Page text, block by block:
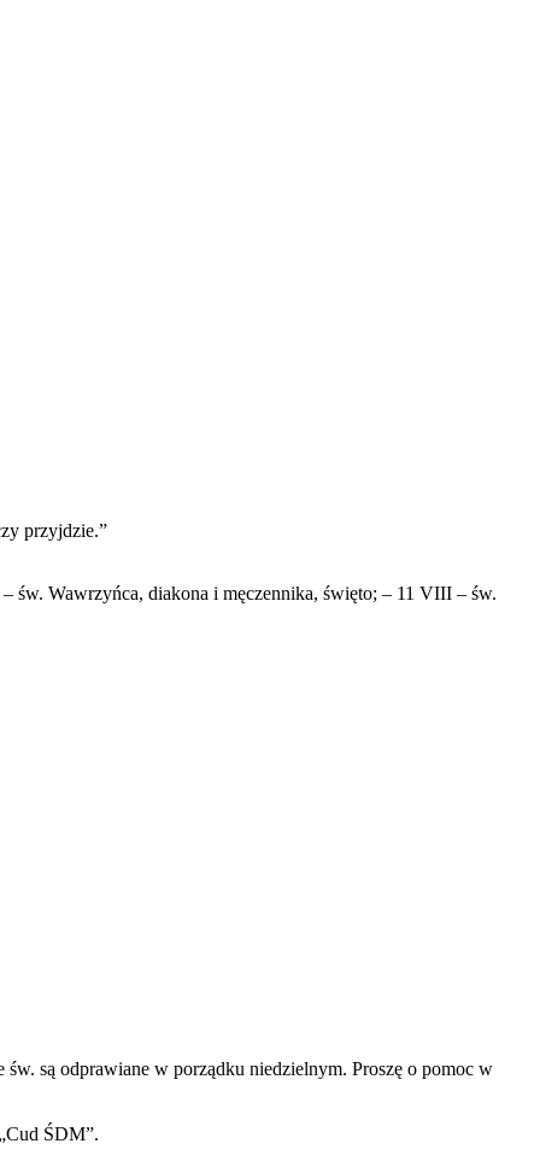
przyjdzie.”
Wawrzyńca, diakona i męczennika, święto; – 11 VIII – św.
są odprawiane w porządku niedzielnym. Proszę o pomoc w
ŚDM”.